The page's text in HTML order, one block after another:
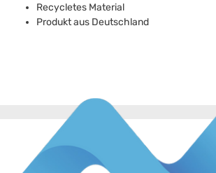
Recycletes Material
Produkt aus Deutschland